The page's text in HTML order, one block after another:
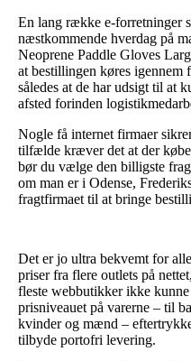
En lang række e-forretninger
næstkommende hverdag på
Neoprene Paddle Gloves
at bestillingen køres igennem
således at de har udsigt til at
afsted forinden
Nogle få internet firmaer
tilfælde kræver det at der
bør du vælge den billigste
om man er i Odense,
fragtfirmaet til at bringe
Det er jo ultra bekvemt for
priser fra flere outlets på
fleste webbutikker ikke
prisniveauet på varerne – til
kvinder og mænd –
tilbyde portofri levering.